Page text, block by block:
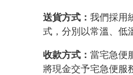
送貨方式： 我們採用
式，分別以常溫、低
收款方式： 當宅急便
將現金交予宅急便服